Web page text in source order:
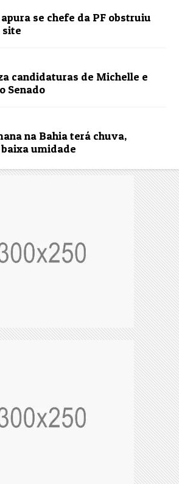
se chefe da PF obstruiu
site
candidaturas de Michelle e
Senado
na Bahia terá chuva,
umidade